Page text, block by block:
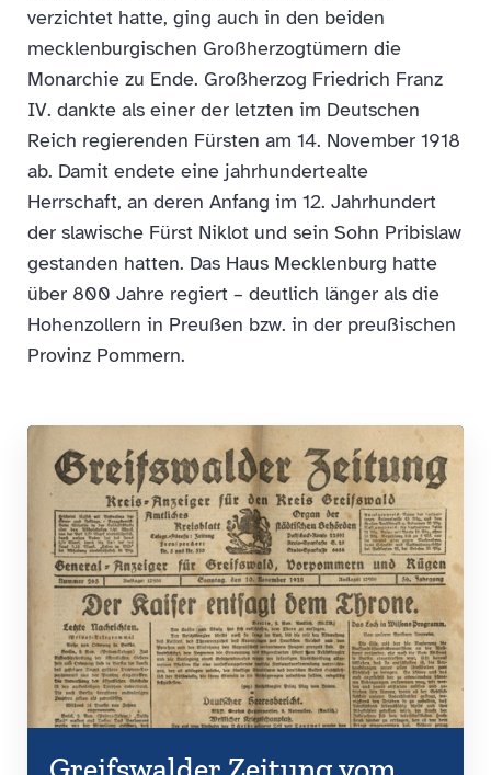
verzichtet hatte, ging auch in den beiden
mecklenburgischen Großherzogtümern die
Monarchie zu Ende. Großherzog Friedrich Franz
IV. dankte als einer der letzten im Deutschen
Reich regierenden Fürsten am 14. November 1918
ab. Damit endete eine jahrhundertealte
Herrschaft, an deren Anfang im 12. Jahrhundert
der slawische Fürst Niklot und sein Sohn Pribislaw
gestanden hatten. Das Haus Mecklenburg hatte
über 800 Jahre regiert – deutlich länger als die
Hohenzollern in Preußen bzw. in der preußischen
Provinz Pommern.